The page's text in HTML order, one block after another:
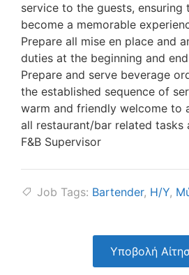
service to the guests, ensuring
become a memorable
Prepare all mise en place and
duties at the beginning and
Prepare and serve beverage
the established sequence of
warm and friendly welcome to
all restaurant/bar related tasks
F&B Supervisor
Job Tags: Bartender, Η/Υ,
Υποβολή